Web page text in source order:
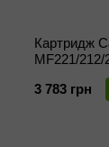
446X/
Картридж
MF221/212/
3 783 грн